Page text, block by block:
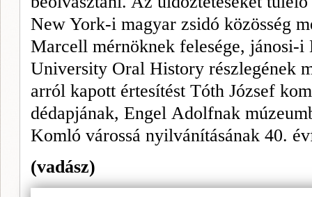
New York-i ma­gyar zsidó közösség
Marcell mérnöknek felesége, jánosi-i
University Oral History rész­legének
arról kapott értesítést Tóth József
déd­apjának, Engel Adolfnak
Komló város­sá nyilvánításának 40.
(vadász)